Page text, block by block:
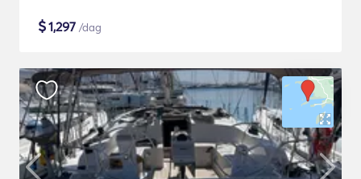
$1,297 /dag